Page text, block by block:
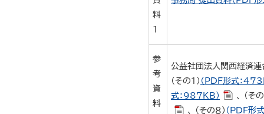
料
１
参
考
資
料
公益社団法人関西経済
（その１） （PDF形式：
式：987KB）
、 （その
、 （その８） （PDF形